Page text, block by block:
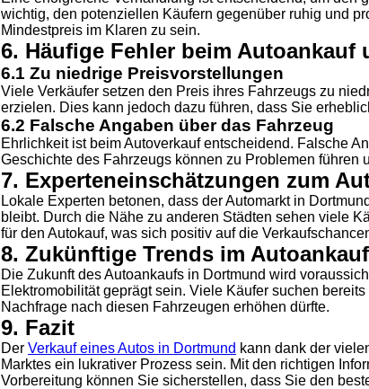
wichtig, den potenziellen Käufern gegenüber ruhig und
Mindestpreis im Klaren zu sein.
6. Häufige Fehler beim Autoankauf
6.1 Zu niedrige Preisvorstellungen
Viele Verkäufer setzen den Preis ihres Fahrzeugs zu
erzielen. Dies kann jedoch dazu führen, dass Sie
6.2 Falsche Angaben über das Fahrzeug
Ehrlichkeit ist beim Autoverkauf entscheidend. Falsche
Geschichte des Fahrzeugs können zu Problemen führen
7. Experteneinschätzungen zum
Lokale Experten betonen, dass der Automarkt in
bleibt. Durch die Nähe zu anderen Städten sehen viele
für den Autokauf, was sich positiv auf die
8. Zukünftige Trends im
Die Zukunft des Autoankaufs in Dortmund wird
Elektromobilität geprägt sein. Viele Käufer suchen
Nachfrage nach diesen Fahrzeugen erhöhen dürfte.
9. Fazit
Der Verkauf eines Autos in Dortmund kann dank der
Marktes ein lukrativer Prozess sein. Mit den richtigen
Vorbereitung können Sie sicherstellen, dass Sie den